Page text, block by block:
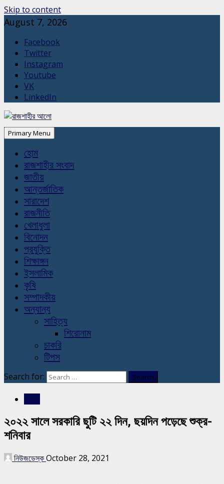
Skip to content
August 7, 2026
Facebook
Twitter
Instagram
Youtube
VK
LinkedIn
Primary Menu
হোম
রাজশাহীর সংবাদ
জাতীয়
আন্তর্জাতিক
সারাদেশ
রাজনীতি
খেলাধুলা
বিনোদন
প্রযুক্তি
শিক্ষাঙ্গন
ইসলামিক
কৃষি
সম্পাদকীয়
অন্যান্য
সাহিত্য
শিরোনাম
চাকরি
টিপস
Search for:
২০২২ সালে সরকারি ছুটি ২২ দিন, ছয়দিন পড়েছে শুক্র-
শনিবার
নিউজডেস্কOctober 28, 2021